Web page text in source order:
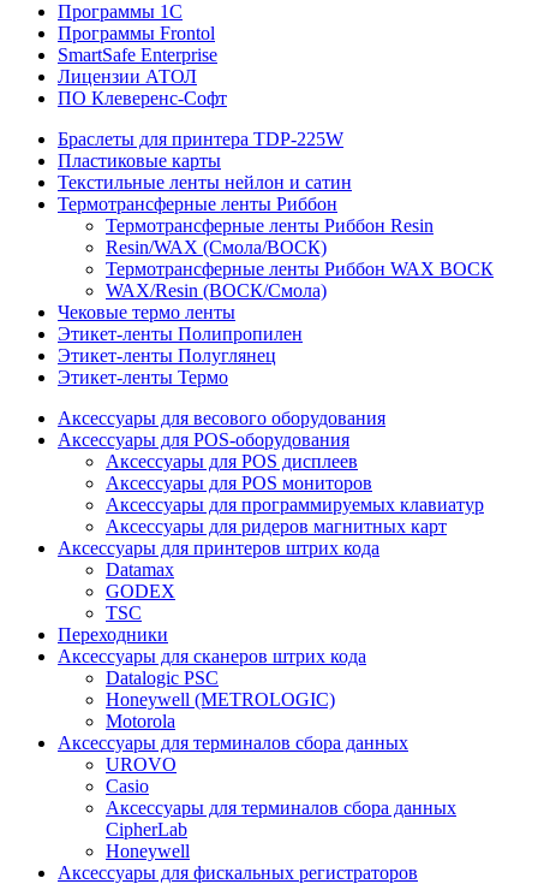
Программы 1C
Программы Frontol
SmartSafe Enterprise
Лицензии АТОЛ
ПО Клеверенс-Софт
Браслеты для принтера TDP-225W
Пластиковые карты
Текстильные ленты нейлон и сатин
Термотрансферные ленты Риббон
Термотрансферные ленты Риббон Resin
Resin/WAX (Смола/ВОСК)
Термотрансферные ленты Риббон WAX ВОСК
WAX/Resin (ВОСК/Смола)
Чековые термо ленты
Этикет-ленты Полипропилен
Этикет-ленты Полуглянец
Этикет-ленты Термо
Аксессуары для весового оборудования
Аксессуары для POS-оборудования
Аксессуары для POS дисплеев
Аксессуары для POS мониторов
Аксессуары для программируемых клавиатур
Аксессуары для ридеров магнитных карт
Аксессуары для принтеров штрих кода
Datamax
GODEX
TSC
Переходники
Аксессуары для сканеров штрих кода
Datalogic PSC
Honeywell (METROLOGIC)
Motorola
Аксессуары для терминалов сбора данных
UROVO
Casio
Аксессуары для терминалов сбора данных
CipherLab
Honeywell
Аксессуары для фискальных регистраторов